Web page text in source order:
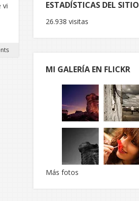
vi
ESTADÍSTICAS DEL SITIO
26.938 visitas
MI GALERÍA EN FLICKR
Más fotos